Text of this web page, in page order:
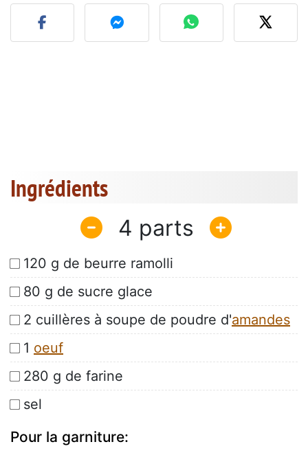
Ingrédients
4
120 g de beurre ramolli
80 g de sucre glace
2 cuillères à soupe de poudre d'amandes
1 oeuf
280 g de farine
sel
Pour la garniture: